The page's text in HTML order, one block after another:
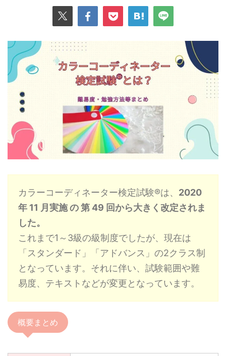
カラーコーディネーター検定試験®は、 2020
年 11 月実施 の 第 49 回から大きく改定されま
した。
これまで1～3級の級制度でしたが、現在は
「スタンダード」「アドバンス」の2クラス制
となっています。それに伴い、試験範囲や難
易度、テキストなどが変更となっています。
概要まとめ